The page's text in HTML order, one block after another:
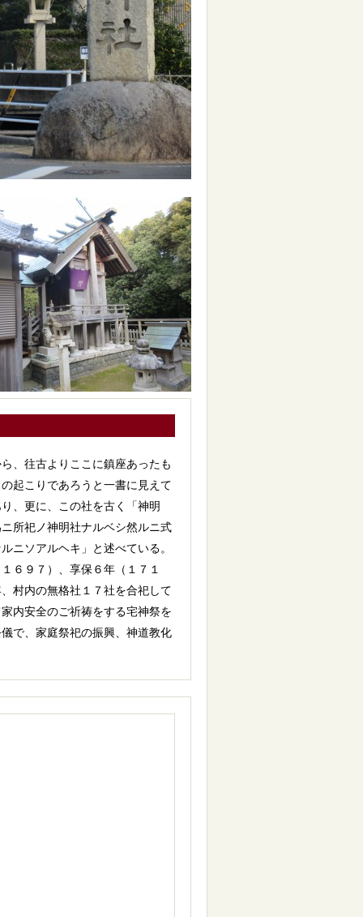
、往古よりここに鎮座あったも
起こりであろうと一書に見えて
、更に、この社を古く「神明
所祀ノ神明社ナルベシ然ルニ式
ニソアルヘキ」と述べている。
６９７）、享保６年（１７１
村内の無格社１７社を合祀して
内安全のご祈祷をする宅神祭を
で、家庭祭祀の振興、神道教化